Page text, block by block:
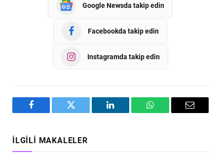
Google Newsda takip edin
Facebookda takip edin
Instagramda takip edin
Facebook Twitter LinkedIn WhatsAppEmail
İLGILI MAKALELER